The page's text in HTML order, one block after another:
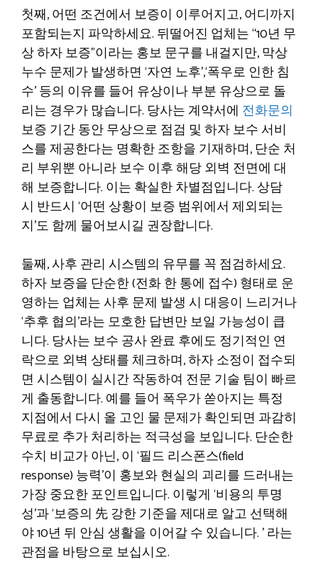
첫째, 어떤 조건에서 보증이 이루어지고, 어디까지
포함되는지 파악하세요. 뒤떨어진 업체는 “10년 무
상 하자 보증”이라는 홍보 문구를 내걸지만, 막상
누수 문제가 발생하면 ‘자연 노후’,‘폭우로 인한 침
수’ 등의 이유를 들어 유상이나 부분 유상으로 돌
리는 경우가 많습니다. 당사는 계약서에 전화문의
보증 기간 동안 무상으로 점검 및 하자 보수 서비
스를 제공한다는 명확한 조항을 기재하며, 단순 처
리 부위뿐 아니라 보수 이후 해당 외벽 전면에 대
해 보증합니다. 이는 확실한 차별점입니다. 상담
시 반드시 ‘어떤 상황이 보증 범위에서 제외되는
지’도 함께 물어보시길 권장합니다.
둘째, 사후 관리 시스템의 유무를 꼭 점검하세요.
하자 보증을 단순한 (전화 한 통에 접수) 형태로 운
영하는 업체는 사후 문제 발생 시 대응이 느리거나
‘추후 협의’라는 모호한 답변만 보일 가능성이 큽
니다. 당사는 보수 공사 완료 후에도 정기적인 연
락으로 외벽 상태를 체크하며, 하자 소정이 접수되
면 시스템이 실시간 작동하여 전문 기술 팀이 빠르
게 출동합니다. 예를 들어 폭우가 쏟아지는 특정
지점에서 다시 올 고인 물 문제가 확인되면 과감히
무료로 추가 처리하는 적극성을 보입니다. 단순한
수치 비교가 아닌, 이 ‘필드 리스폰스(field
response) 능력’이 홍보와 현실의 괴리를 드러내는
가장 중요한 포인트입니다. 이렇게 ‘비용의 투명
성’과 ‘보증의 先 강한 기준을 제대로 알고 선택해
야 10년 뒤 안심 생활을 이어갈 수 있습니다. ’ 라는
관점을 바탕으로 보십시오.